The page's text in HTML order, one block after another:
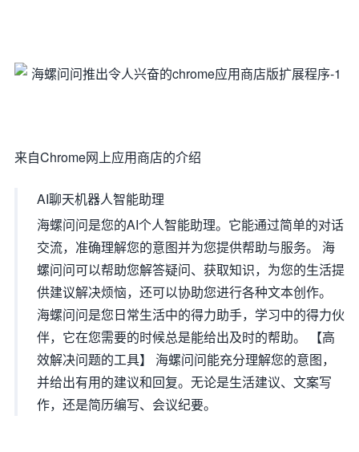
来自Chrome网上应用商店的介绍
AI聊天机器人智能助理
海螺问问是您的AI个人智能助理。它能通过简单的对话
交流，准确理解您的意图并为您提供帮助与服务。 海
螺问问可以帮助您解答疑问、获取知识，为您的生活提
供建议解决烦恼，还可以协助您进行各种文本创作。
海螺问问是您日常生活中的得力助手，学习中的得力伙
伴，它在您需要的时候总是能给出及时的帮助。 【高
效解决问题的工具】 海螺问问能充分理解您的意图，
并给出有用的建议和回复。无论是生活建议、文案写
作，还是简历编写、会议纪要。